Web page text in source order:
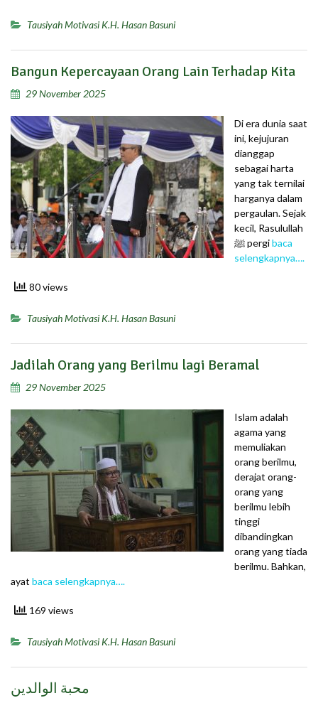
Tausiyah Motivasi K.H. Hasan Basuni
Bangun Kepercayaan Orang Lain Terhadap Kita
29 November 2025
Di era dunia saat
ini, kejujuran
dianggap
sebagai harta
yang tak ternilai
harganya dalam
pergaulan. Sejak
kecil, Rasulullah
ﷺ pergibaca
selengkapnya….
80 views
Tausiyah Motivasi K.H. Hasan Basuni
Jadilah Orang yang Berilmu lagi Beramal
29 November 2025
Islam adalah
agama yang
memuliakan
orang berilmu,
derajat orang-
orang yang
berilmu lebih
tinggi
dibandingkan
orang yang tiada
berilmu. Bahkan,
ayat baca selengkapnya….
169 views
Tausiyah Motivasi K.H. Hasan Basuni
محبة الوالدين